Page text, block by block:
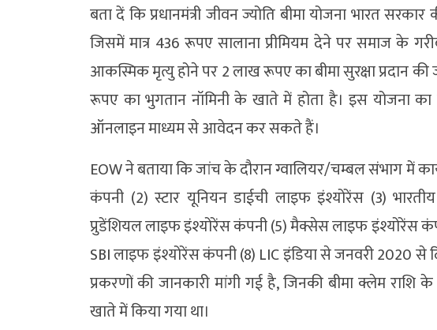
बता दें कि प्रधानमंत्री जीवन ज्योति बीमा योजना भारत
जिसमें मात्र 436 रूपए सालाना प्रीमियम देने पर समाज के
आकस्मिक मृत्यु होने पर 2 लाख रूपए का बीमा सुरक्षा प्रदान की
रूपए का भुगतान नॉमिनी के खाते में होता है। इस योजना का
ऑनलाइन माध्यम से आवेदन कर सकते हैं।
EOW ने बताया कि जांच के दौरान ग्वालियर/चम्बल संभाग में
कंपनी (2) स्टार यूनियन डाईची लाइफ इंश्योरेंस (3)
प्रुडेंशियल लाइफ इंश्योरेंस कंपनी (5) मैक्सेस लाइफ इंश्योरेंस
SBI लाइफ इंश्योरेंस कंपनी (8) LIC इंडिया से जनवरी 2020
प्रकरणों की जानकारी मांगी गई है, जिनकी बीमा क्लेम
खाते में किया गया था।